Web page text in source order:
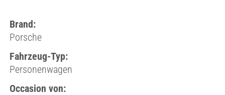
Brand:
Porsche
Fahrzeug-Typ:
Personenwagen
Occasion von: